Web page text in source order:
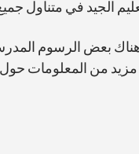
بعض الرسوم
من المعلومات